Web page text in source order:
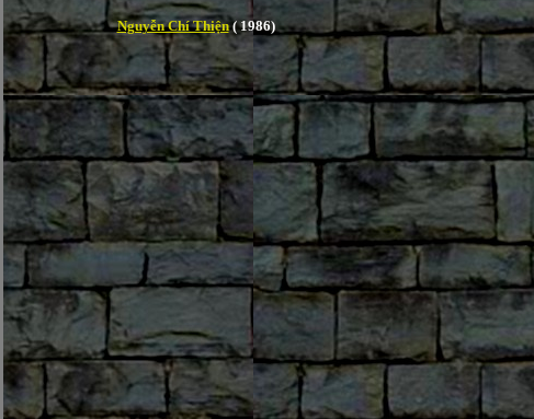
Nguyễn Chí Thiện( 1986)